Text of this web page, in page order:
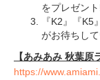
をプレゼン
『K2』『
がお待ちし
【あみあみ 秋葉原
https://